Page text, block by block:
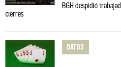
BGH despidió
cierres
DATOS